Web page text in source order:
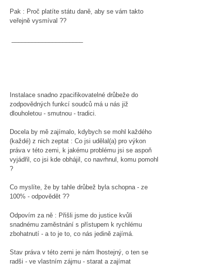
Pak : Proč platíte státu daně, aby se vám takto
veřejně vysmíval ??
Instalace snadno zpacifikovatelné drůbeže do
zodpovědných funkcí soudců má u nás již
dlouholetou - smutnou - tradici.
Docela by mě zajímalo, kdybych se mohl každého
(každé) z nich zeptat : Co jsi udělal(a) pro výkon
práva v této zemi, k jakému problému jsi se aspoň
vyjádřil, co jsi kde obhájil, co navrhnul, komu pomohl
?
Co myslíte, že by tahle drůbež byla schopna - ze
100% - odpovědět ??
Odpovím za ně : Přišli jsme do justice kvůli
snadnému zaměstnání s přístupem k rychlému
zbohatnutí - a to je to, co nás jedině zajímá.
Stav práva v této zemi je nám lhostejný, o ten se
radši - ve vlastním zájmu - starat a zajímat